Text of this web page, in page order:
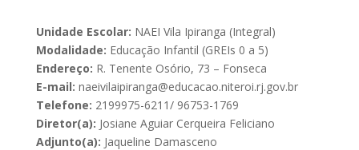
Unidade Escolar: NAEI Vila Ipiranga (Integral)
Modalidade: Educação Infantil (GREIs 0 a 5)
Endereço: R. Tenente Osório, 73 – Fonseca
E-mail: naeivilaipiranga@educacao.niteroi.rj.gov.br
Telefone: 2199975-6211/ 96753-1769
Diretor(a): Josiane Aguiar Cerqueira Feliciano
Adjunto(a): Jaqueline Damasceno